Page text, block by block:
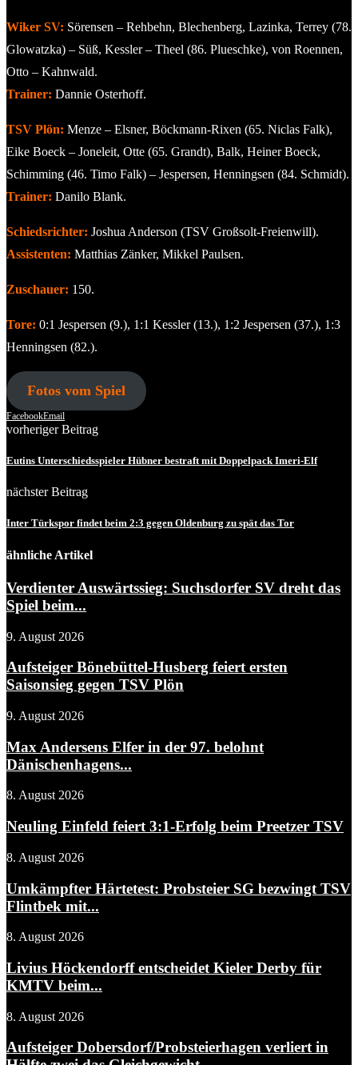
Wiker SV: Sörensen – Rehbehn, Blechenberg, Lazinka, Terrey (78.
Glowatzka) – Süß, Kessler – Theel (86. Plueschke), von Roennen,
Otto – Kahnwald.
Trainer: Dannie Osterhoff.
TSV Plön: Menze – Elsner, Böckmann-Rixen (65. Niclas Falk),
Eike Boeck – Joneleit, Otte (65. Grandt), Balk, Heiner Boeck,
Schimming (46. Timo Falk) – Jespersen, Henningsen (84. Schmidt).
Trainer: Danilo Blank.
Schiedsrichter: Joshua Anderson (TSV Großsolt-Freienwill).
Assistenten: Matthias Zänker, Mikkel Paulsen.
Zuschauer: 150.
Tore: 0:1 Jespersen (9.), 1:1 Kessler (13.), 1:2 Jespersen (37.), 1:3
Henningsen (82.).
Fotos vom Spiel
FacebookEmail
vorheriger Beitrag
Eutins Unterschiedsspieler Hübner bestraft mit Doppelpack Imeri-Elf
nächster Beitrag
Inter Türkspor findet beim 2:3 gegen Oldenburg zu spät das Tor
ähnliche Artikel
Verdienter Auswärtssieg: Suchsdorfer SV dreht das
Spiel beim...
9. August 2026
Aufsteiger Bönebüttel-Husberg feiert ersten
Saisonsieg gegen TSV Plön
9. August 2026
Max Andersens Elfer in der 97. belohnt
Dänischenhagens...
8. August 2026
Neuling Einfeld feiert 3:1-Erfolg beim Preetzer TSV
8. August 2026
Umkämpfter Härtetest: Probsteier SG bezwingt TSV
Flintbek mit...
8. August 2026
Livius Höckendorff entscheidet Kieler Derby für
KMTV beim...
8. August 2026
Aufsteiger Dobersdorf/Probsteierhagen verliert in